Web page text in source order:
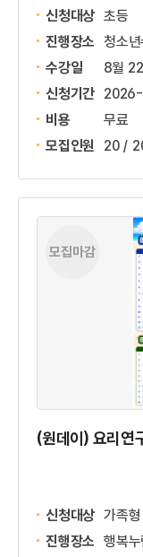
신청대상 초등
진행장소 청소
수강일
8월
신청기간
비용
무료
모집인원
20 /
모집마감
(원데이) 요리연
신청대상 가족형
진행장소 행복